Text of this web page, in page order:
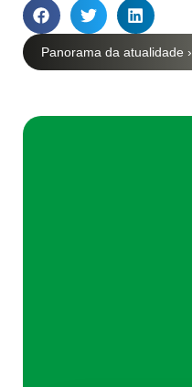
Panorama da atualidade ›